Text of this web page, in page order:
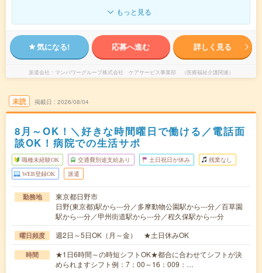
もっと見る
気になる! 応募へ進む 詳しく見る
派遣会社 マンパワーグループ株式会社 ケアサービス事業部 （医療福祉介護関連）
未読 掲載日 2026/08/04
8月～OK！＼好きな時間曜日で働ける／電話面
談OK！病院での生活サポ
職種未経験OK 交通費別途支給あり 土日祝日が休み 残業なし
WEB登録OK 派遣
勤務地
東京都日野市
日野(東京都)駅から---分／多摩動物公園駅から---分／百草園
駅から---分／甲州街道駅から---分／程久保駅から---分
曜日頻度 週2日～5日OK（月～金） ★土日休みOK
時間
★1日6時間～の時短シフトOK★都合に合わせてシフトが決
められますシフト例：7：00～16：009：…